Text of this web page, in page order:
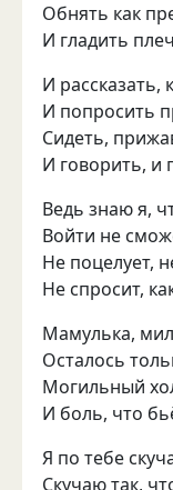
Обнять как
И гладить
И рассказать,
И попросить
Сидеть,
И говорить, и
Ведь знаю я,
Войти не
Не поцелует,
Не спросит,
Мамулька,
Осталось
Могильный
И боль, что
Я по тебе
Скучаю так,